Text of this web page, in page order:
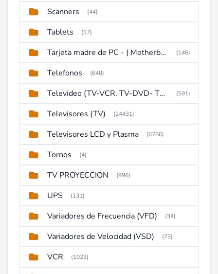
Scanners (44)
Tablets (17)
Tarjeta madre de PC - ( Motherboard ) (146)
Telefonos (648)
Televideo (TV-VCR. TV-DVD- TV-DVD-VCR) (591)
Televisores (TV) (24431)
Televisores LCD y Plasma (6786)
Tornos (4)
TV PROYECCION (996)
UPS (131)
Variadores de Frecuencia (VFD) (34)
Variadores de Velocidad (VSD) (73)
VCR (1023)